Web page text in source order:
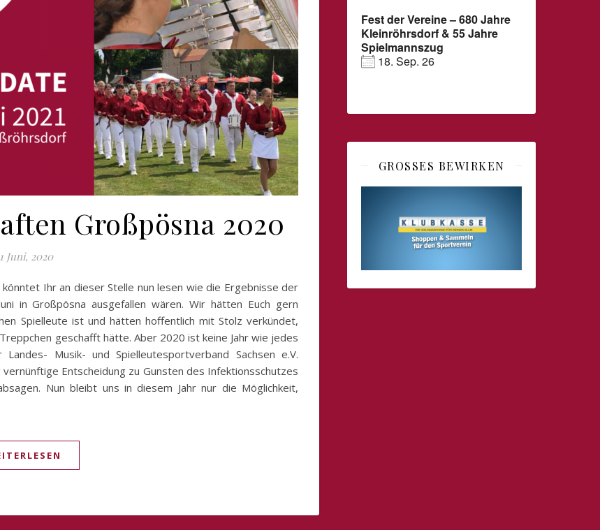
Großpösna 2020
Juni, 2020
Ihr an dieser Stelle nun lesen wie die Ergebnisse der
in Großpösna ausgefallen wären. Wir hätten Euch gern
Spielleute ist und hätten hoffentlich mit Stolz verkündet,
geschafft hätte. Aber 2020 ist keine Jahr wie jedes
Musik- und Spielleutesportverband Sachsen e.V.
Entscheidung zu Gunsten des Infektionsschutzes
Nun bleibt uns in diesem Jahr nur die Möglichkeit,
Fest der Vereine – 680 Jahre
Kleinröhrsdorf & 55 Jahre
Spielmannszug
18. Sep. 26
GROSSES BEWIRKEN